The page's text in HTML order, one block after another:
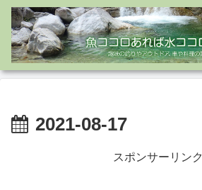
2021-08-17
スポンサーリンク